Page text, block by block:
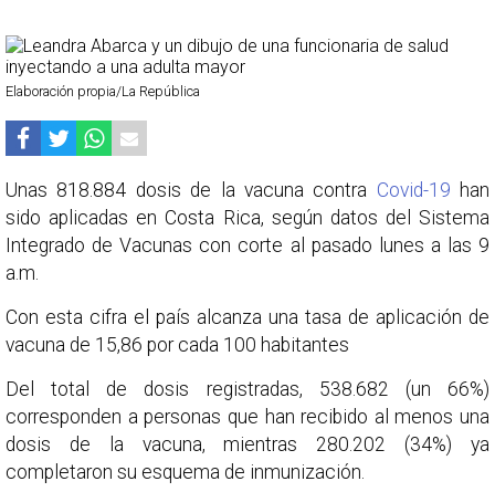
Elaboración propia/La República
Unas 818.884 dosis de la vacuna contra Covid-19 han
sido aplicadas en Costa Rica, según datos del Sistema
Integrado de Vacunas con corte al pasado lunes a las 9
a.m.
Con esta cifra el país alcanza una tasa de aplicación de
vacuna de 15,86 por cada 100 habitantes
Del total de dosis registradas, 538.682 (un 66%)
corresponden a personas que han recibido al menos una
dosis de la vacuna, mientras 280.202 (34%) ya
completaron su esquema de inmunización.